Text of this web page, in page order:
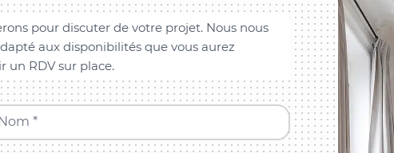
pour discuter de votre projet. Nous nous
aux disponibilités que vous aurez
un RDV sur place.
Nom *